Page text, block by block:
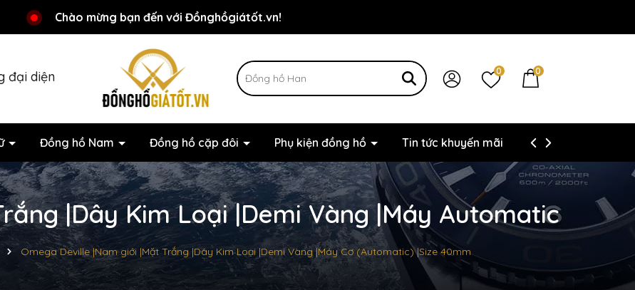
Chào mừng bạn đến với Đồnghồgiátốt.vn!
Chương trình khuyến mãi đang chờ đợi bạn
đại diện 0 0
Đồng hồ Nam Đồng hồ cặp đôi Phụ kiện đồng hồ Tin tức khuyến mãi Thông tin liên hệ
|Dây Kim Loại |Demi Vàng |Máy Automatic
Omega Deville |Nam giới |Mặt Trắng |Dây Kim Loại |Demi Vàng |Máy Cơ (Automatic) |Size 40mm